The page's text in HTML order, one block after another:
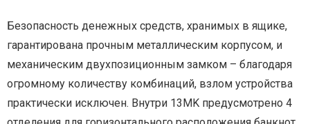
Безопасность денежных средств, хранимых в ящике,
гарантирована прочным металлическим корпусом, и
механическим двухпозиционным замком – благодаря
огромному количеству комбинаций, взлом устройства
практически исключен. Внутри 13MK предусмотрено 4